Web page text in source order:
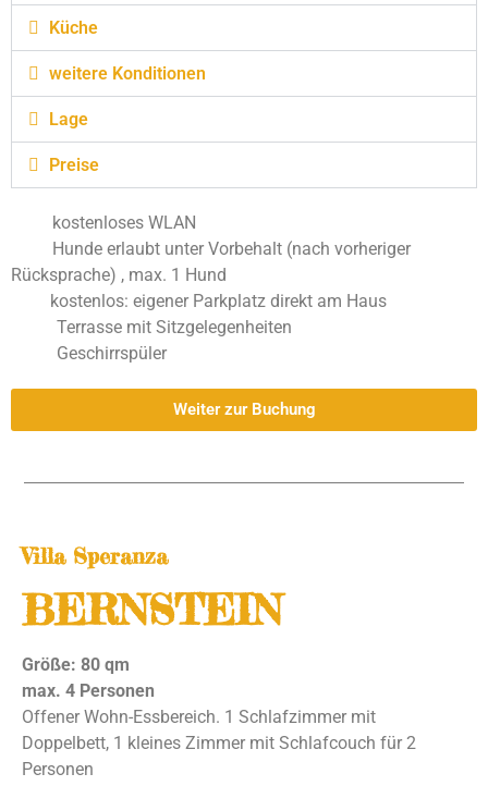
Küche
weitere Konditionen
Lage
Preise
kostenloses WLAN
Hunde erlaubt unter Vorbehalt (nach vorheriger
Rücksprache) , max. 1 Hund
kostenlos: eigener Parkplatz direkt am Haus
Terrasse mit Sitzgelegenheiten
Geschirrspüler
Weiter zur Buchung
Villa Speranza
BERNSTEIN
Größe: 80 qm
max. 4 Personen
Offener Wohn-Essbereich. 1 Schlafzimmer mit
Doppelbett, 1 kleines Zimmer mit Schlafcouch für 2
Personen